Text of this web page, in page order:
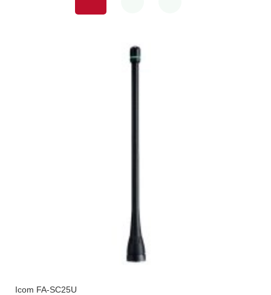
Icom FA-SC25U